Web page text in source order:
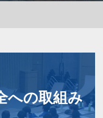
への取組み